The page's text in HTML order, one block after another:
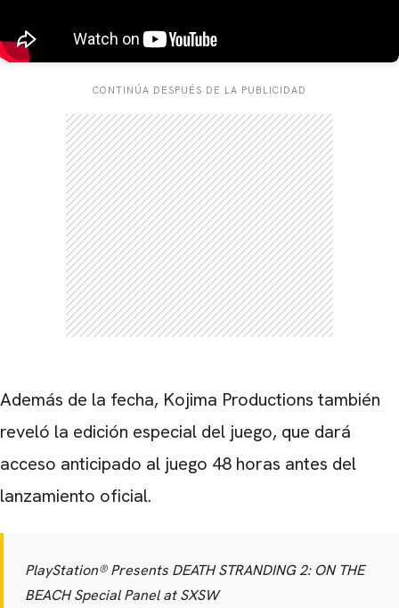
CONTINÚA DESPUÉS DE LA PUBLICIDAD
Además de la fecha, Kojima Productions también
reveló la edición especial del juego, que dará
acceso anticipado al juego 48 horas antes del
lanzamiento oficial.
PlayStation® Presents DEATH STRANDING 2: ON THE
BEACH Special Panel at SXSW